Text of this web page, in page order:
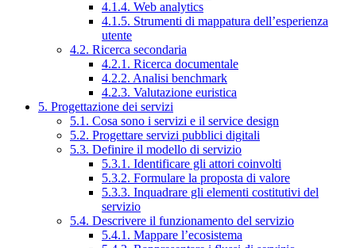
4.1.4. Web analytics
4.1.5. Strumenti di mappatura dell’esperienza
utente
4.2. Ricerca secondaria
4.2.1. Ricerca documentale
4.2.2. Analisi benchmark
4.2.3. Valutazione euristica
5. Progettazione dei servizi
5.1. Cosa sono i servizi e il service design
5.2. Progettare servizi pubblici digitali
5.3. Definire il modello di servizio
5.3.1. Identificare gli attori coinvolti
5.3.2. Formulare la proposta di valore
5.3.3. Inquadrare gli elementi costitutivi del
servizio
5.4. Descrivere il funzionamento del servizio
5.4.1. Mappare l’ecosistema